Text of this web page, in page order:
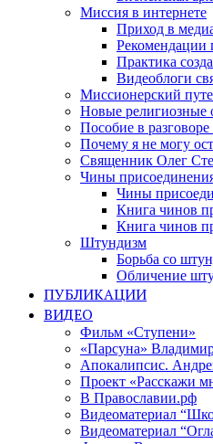
Миссия в интернете
Приход в
Рекомендации
Практика
Видеоблоги
Миссионерский
Новые религиозные
Пособие в
Почему я не могу
Священник Олег
Чины
Чины
Книга чинов
Книга чинов
Штундизм
Борьба со
Обличение
ПУБЛИКАЦИИ
ВИДЕО
Фильм «Ступени»
«Парсуна»
Апокалипсис.
Проект «Расскажи
В Православии.рф
Видеоматериал
Видеоматериал